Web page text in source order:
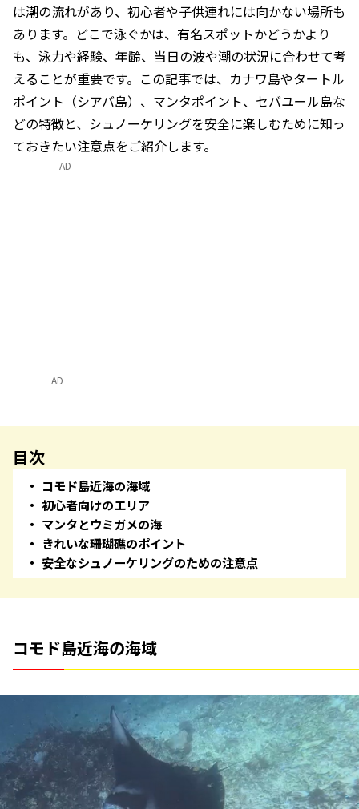
は潮の流れがあり、初心者や子供連れには向かない場所も
あります。どこで泳ぐかは、有名スポットかどうかより
も、泳力や経験、年齢、当日の波や潮の状況に合わせて考
えることが重要です。この記事では、カナワ島やタートル
ポイント（シアバ島）、マンタポイント、セバユール島な
どの特徴と、シュノーケリングを安全に楽しむために知っ
ておきたい注意点をご紹介します。
AD
目次
コモド島近海の海域
初心者向けのエリア
マンタとウミガメの海
きれいな珊瑚礁のポイント
安全なシュノーケリングのための注意点
コモド島近海の海域
AD